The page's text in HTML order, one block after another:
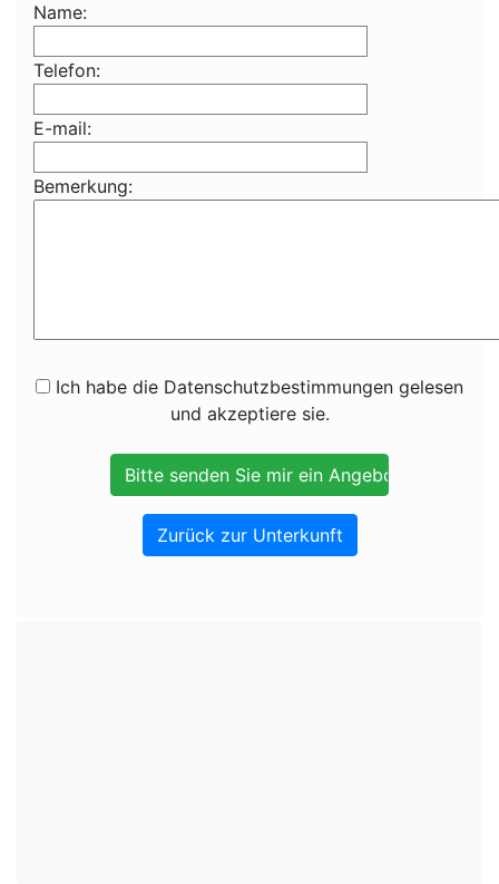
Name:
Telefon:
E-mail:
Bemerkung:
Ich habe die Datenschutzbestimmungen gelesen
und akzeptiere sie.
Zurück zur Unterkunft